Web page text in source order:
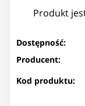
Produkt
Dostępność:
Producent:
Kod produktu: